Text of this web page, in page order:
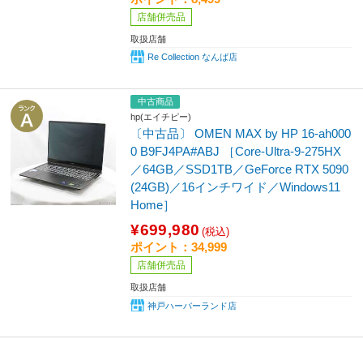
店舗併売品
取扱店舗
Re Collection なんば店
中古商品
hp(エイチピー)
〔中古品〕 OMEN MAX by HP 16-ah000
0 B9FJ4PA#ABJ ［Core-Ultra-9-275HX
／64GB／SSD1TB／GeForce RTX 5090
(24GB)／16インチワイド／Windows11
Home］
¥699,980 (税込)
ポイント：34,999
店舗併売品
取扱店舗
神戸ハーバーランド店